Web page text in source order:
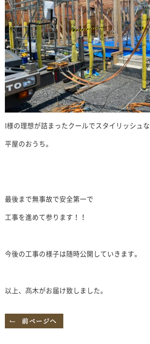
I様の理想が詰まったクールでスタイリッシュな
平屋のおうち。
最後まで無事故で安全第一で
工事を進めて参ります！！
今後の工事の様子は随時公開していきます。
以上、髙木がお届け致しました。